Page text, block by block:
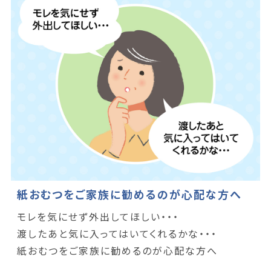
紙おむつをご家族に勧めるのが心配な方へ
モレを気にせず外出してほしい・・・
渡したあと気に入ってはいてくれるかな・・・
紙おむつをご家族に勧めるのが心配な方へ